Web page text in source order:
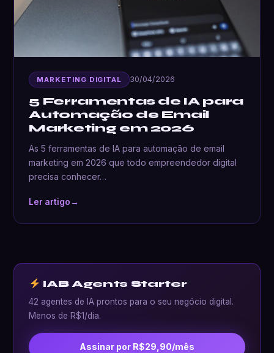
MARKETING DIGITAL 30/04/2026
5 Ferramentas de IA para
Automação de Email
Marketing em 2026
As 5 ferramentas de IA para automação de email
marketing em 2026 que todo empreendedor digital
precisa conhecer…
Ler artigo→
IAB Agents Starter
42 agentes de IA prontos para o seu negócio digital.
Menos de R$1/dia.
Assinar por R$29,90/mês